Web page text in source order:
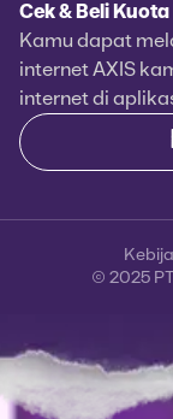
Cek & Beli
Kamu dapat
internet AXIS
internet di
© 2025